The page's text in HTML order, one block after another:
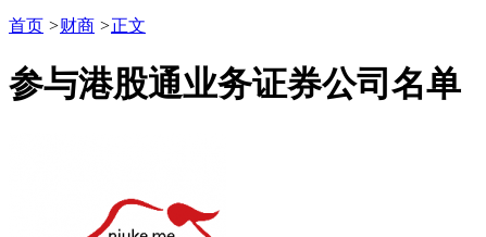
首页 >财商 >正文
参与港股通业务证券公司名单